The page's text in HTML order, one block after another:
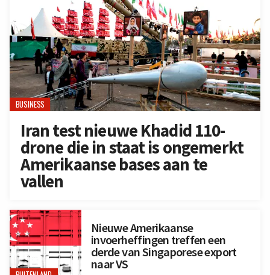
BUSINESS
Iran test nieuwe Khadid 110-
drone die in staat is ongemerkt
Amerikaanse bases aan te
vallen
Nieuwe Amerikaanse
invoerheffingen treffen een
derde van Singaporese export
naar VS